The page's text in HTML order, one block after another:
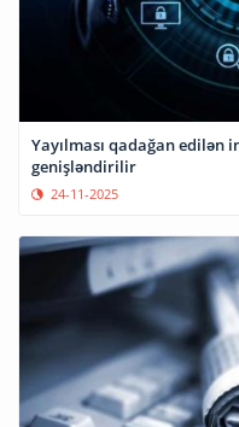
Yayılması qadağan edilən
genişləndirilir
24-11-2025